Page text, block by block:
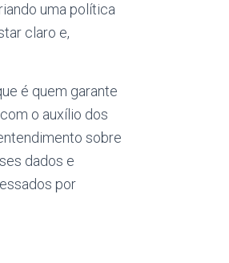
uma política
claro e,
é quem garante
o auxílio dos
sobre
dados e
por